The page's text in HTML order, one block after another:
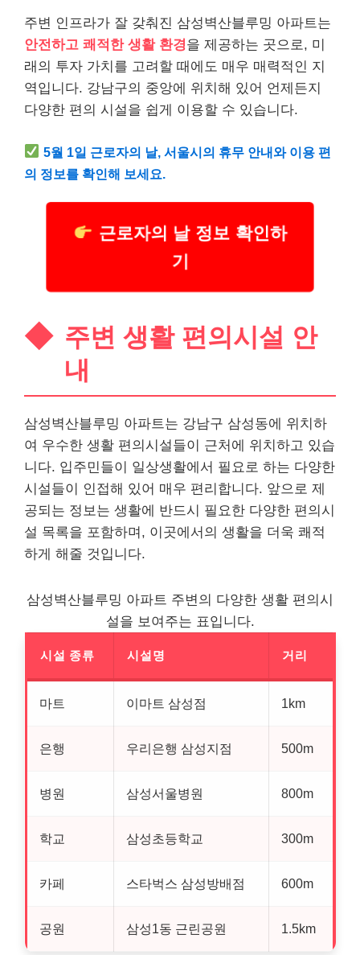
주변 인프라가 잘 갖춰진 삼성벽산블루밍 아파트는
안전하고 쾌적한 생활 환경을 제공하는 곳으로, 미
래의 투자 가치를 고려할 때에도 매우 매력적인 지
역입니다. 강남구의 중앙에 위치해 있어 언제든지
다양한 편의 시설을 쉽게 이용할 수 있습니다.
5월 1일 근로자의 날, 서울시의 휴무 안내와 이용 편
의 정보를 확인해 보세요.
근로자의 날 정보 확인하
기
주변 생활 편의시설 안
내
삼성벽산블루밍 아파트는 강남구 삼성동에 위치하
여 우수한 생활 편의시설들이 근처에 위치하고 있습
니다. 입주민들이 일상생활에서 필요로 하는 다양한
시설들이 인접해 있어 매우 편리합니다. 앞으로 제
공되는 정보는 생활에 반드시 필요한 다양한 편의시
설 목록을 포함하며, 이곳에서의 생활을 더욱 쾌적
하게 해줄 것입니다.
삼성벽산블루밍 아파트 주변의 다양한 생활 편의시
설을 보여주는 표입니다.
시설 종류 시설명 거리
마트 이마트 삼성점 1km
은행 우리은행 삼성지점 500m
병원 삼성서울병원 800m
학교 삼성초등학교 300m
카페 스타벅스 삼성방배점 600m
공원 삼성1동 근린공원 1.5km